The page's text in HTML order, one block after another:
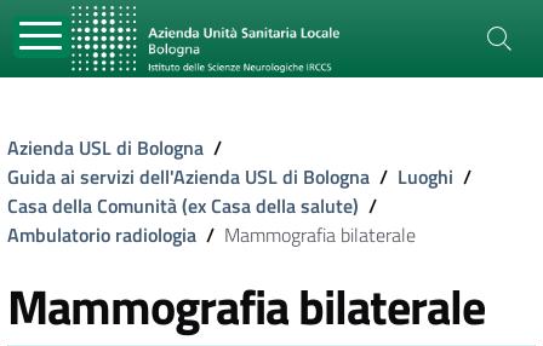
Azienda USL di Bologna /
Guida ai servizi dell'Azienda USL di Bologna / Luoghi /
Casa della Comunità (ex Casa della salute) /
Ambulatorio radiologia / Mammografia bilaterale
Mammografia bilaterale